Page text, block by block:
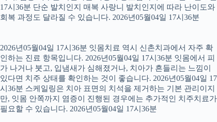
17시36분 단순 발치인지 매복 사랑니 발치인지에 따라 난이도와
회복 과정도 달라질 수 있습니다. 2026년05월04일 17시36분
2026년05월04일 17시36분 잇몸치료 역시 신촌치과에서 자주 확
인하는 진료 항목입니다. 2026년05월04일 17시36분 잇몸에서 피
가 나거나 붓고, 입냄새가 심해졌거나, 치아가 흔들리는 느낌이
있다면 치주 상태를 확인하는 것이 좋습니다. 2026년05월04일 17
시36분 스케일링은 치아 표면의 치석을 제거하는 기본 관리이지
만, 잇몸 안쪽까지 염증이 진행된 경우에는 추가적인 치주치료가
필요할 수 있습니다. 2026년05월04일 17시36분